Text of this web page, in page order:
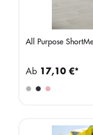
All Purpose
Ab 17,10 €*